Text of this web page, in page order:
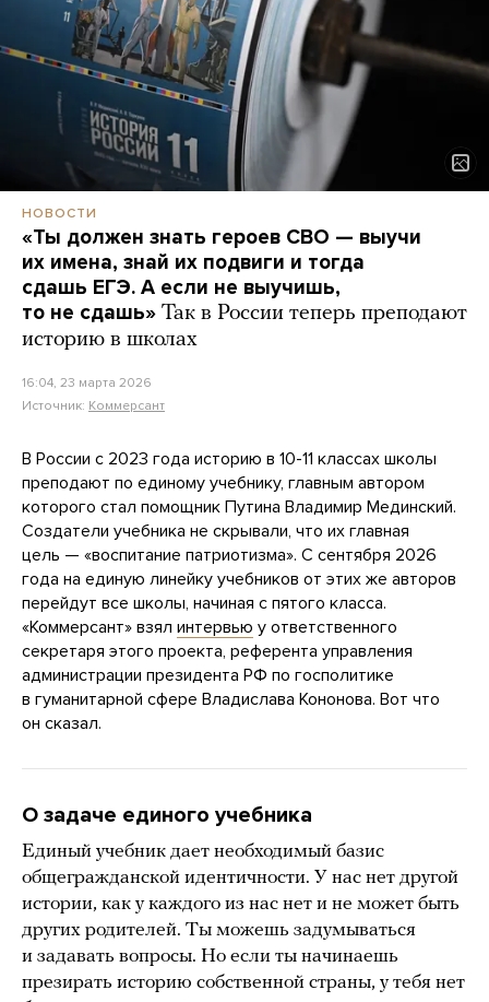
НОВОСТИ
«Ты должен знать героев СВО — выучи
их имена, знай их подвиги и тогда
сдашь ЕГЭ. А если не выучишь,
то не сдашь» Так в России теперь преподают
историю в школах
16:04, 23 марта 2026
Источник: Коммерсант
В России с 2023 года историю в 10-11 классах школы
преподают по единому учебнику, главным автором
которого стал помощник Путина Владимир Мединский.
Создатели учебника не скрывали, что их главная
цель — «воспитание патриотизма». С сентября 2026
года на единую линейку учебников от этих же авторов
перейдут все школы, начиная с пятого класса.
«Коммерсант» взял интервью у ответственного
секретаря этого проекта, референта управления
администрации президента РФ по госполитике
в гуманитарной сфере Владислава Кононова. Вот что
он сказал.
О задаче единого учебника
Единый учебник дает необходимый базис
общегражданской идентичности. У нас нет другой
истории, как у каждого из нас нет и не может быть
других родителей. Ты можешь задумываться
и задавать вопросы. Но если ты начинаешь
презирать историю собственной страны, у тебя нет